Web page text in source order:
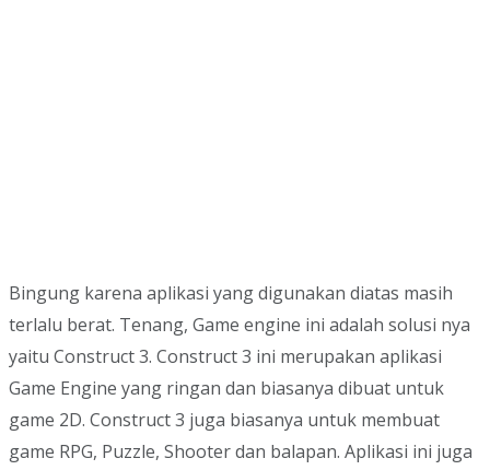
Bingung karena aplikasi yang digunakan diatas masih
terlalu berat. Tenang, Game engine ini adalah solusi nya
yaitu Construct 3. Construct 3 ini merupakan aplikasi
Game Engine yang ringan dan biasanya dibuat untuk
game 2D. Construct 3 juga biasanya untuk membuat
game RPG, Puzzle, Shooter dan balapan. Aplikasi ini juga